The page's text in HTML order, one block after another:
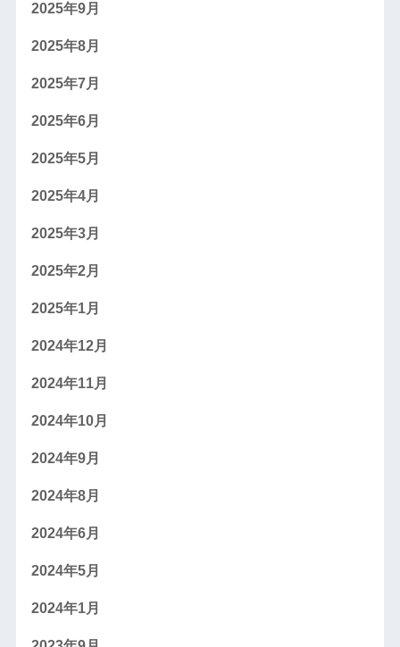
2025年9月
2025年8月
2025年7月
2025年6月
2025年5月
2025年4月
2025年3月
2025年2月
2025年1月
2024年12月
2024年11月
2024年10月
2024年9月
2024年8月
2024年6月
2024年5月
2024年1月